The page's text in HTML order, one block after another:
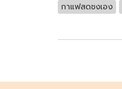
กาแฟสดชงเอง